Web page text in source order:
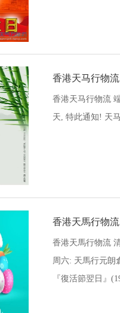
香港天马行物
香港天马行物流
天, 特此通知! 天
香港天馬行物
香港天馬行物流
周六: 天馬行元朗
『復活節翌日』